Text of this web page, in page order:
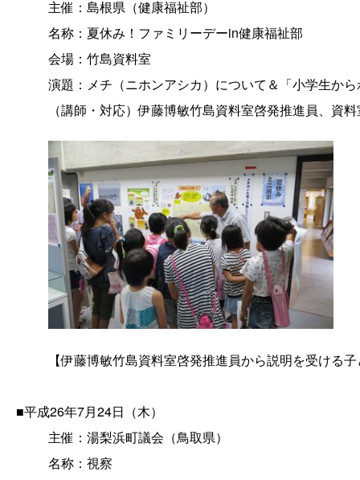
主催：島根県（健康福祉部）
名称：夏休み！ファミリーデーin健康福祉部
会場：竹島資料室
演題：メチ（ニホンアシカ）について＆「小学生か
（講師・対応）伊藤博敏竹島資料室啓発推進員、資
【伊藤博敏竹島資料室啓発推進員から説明を受ける
■平成26年7月24日（木）
主催：湯梨浜町議会（鳥取県）
名称：視察